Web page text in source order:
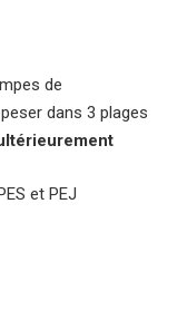
de
dans 3 plages
et PEJ